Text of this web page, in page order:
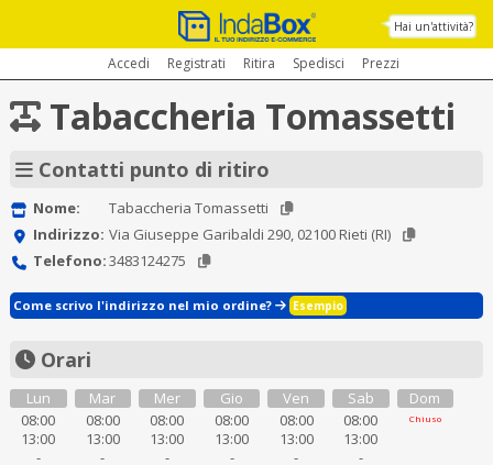
Hai un'attività?
Accedi Registrati Ritira Spedisci Prezzi
Tabaccheria Tomassetti
Contatti punto di ritiro
Nome:
Tabaccheria Tomassetti
Indirizzo: Via Giuseppe Garibaldi 290, 02100 Rieti (RI)
Telefono:3483124275
Come scrivo l'indirizzo nel mio ordine? Esempio
Orari
Lun
08:00
13:00
-
Mar
08:00
13:00
-
Mer
08:00
13:00
-
Gio
08:00
13:00
-
Ven
08:00
13:00
-
Sab
08:00
13:00
-
Dom
Chiuso